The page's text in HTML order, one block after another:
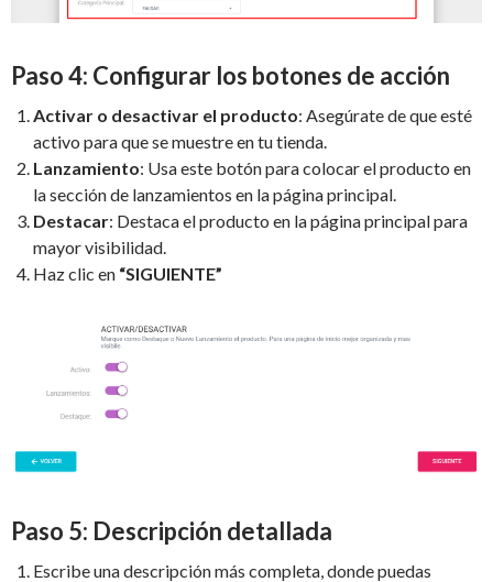
Paso 4: Configurar los botones de acción
Activar o desactivar el producto: Asegúrate de que esté
activo para que se muestre en tu tienda.
Lanzamiento: Usa este botón para colocar el producto en
la sección de lanzamientos en la página principal.
Destacar: Destaca el producto en la página principal para
mayor visibilidad.
Haz clic en “SIGUIENTE”
Paso 5: Descripción detallada
Escribe una descripción más completa, donde puedas